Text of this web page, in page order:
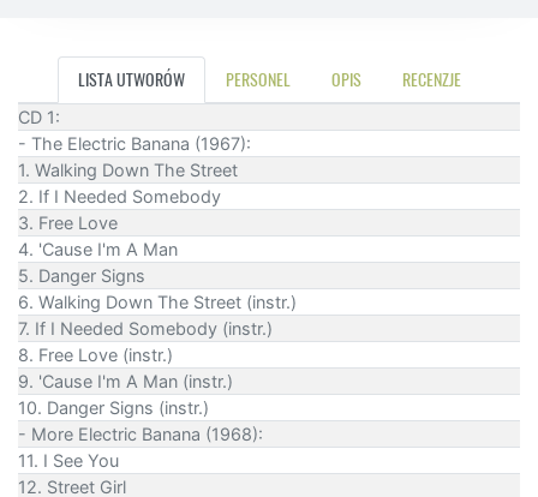
LISTA UTWORÓW PERSONEL OPIS RECENZJE
CD 1:
- The Electric Banana (1967):
1. Walking Down The Street
2. If I Needed Somebody
3. Free Love
4. 'Cause I'm A Man
5. Danger Signs
6. Walking Down The Street (instr.)
7. If I Needed Somebody (instr.)
8. Free Love (instr.)
9. 'Cause I'm A Man (instr.)
10. Danger Signs (instr.)
- More Electric Banana (1968):
11. I See You
12. Street Girl